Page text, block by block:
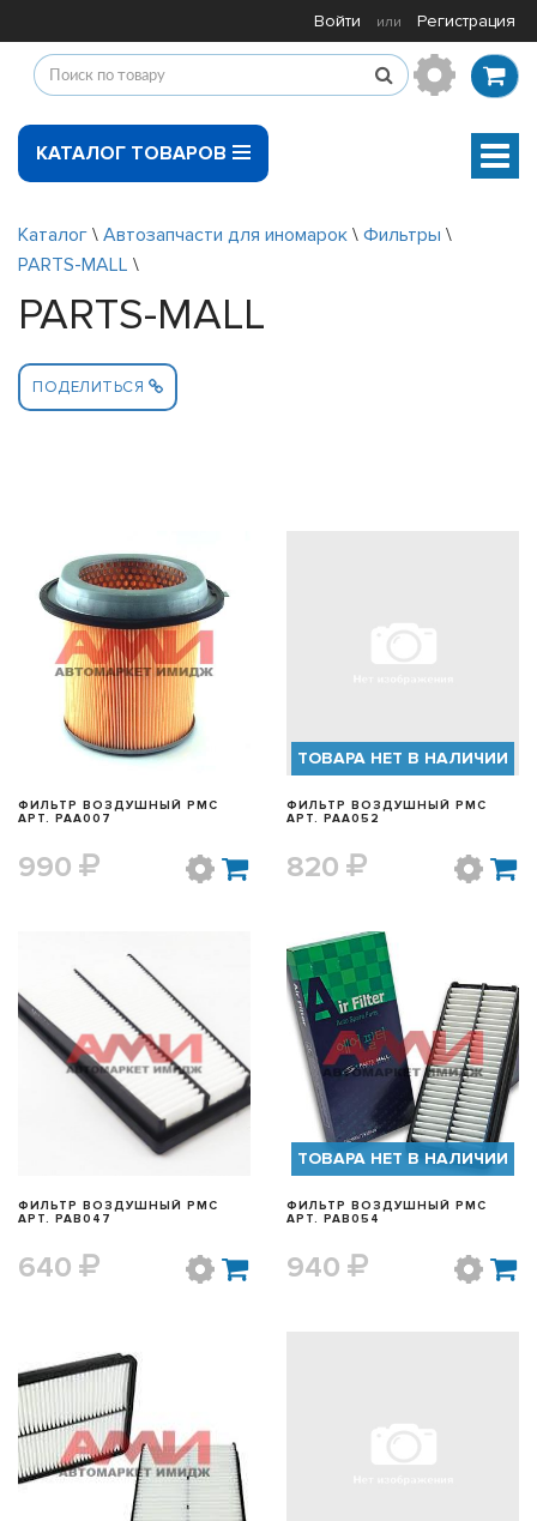
Войти или Регистрация
КАТАЛОГ ТОВАРОВ
Каталог \ Автозапчасти для иномарок \ Фильтры \
PARTS-MALL \
PARTS-MALL
ПОДЕЛИТЬСЯ
БЫСТРЫЙ ПРОСМОТР
ФИЛЬТР ВОЗДУШНЫЙ PMC
АРТ. PAA007
990
ТОВАРА НЕТ В НАЛИЧИИ
ФИЛЬТР ВОЗДУШНЫЙ PMC
АРТ. PAA052
820
БЫСТРЫЙ ПРОСМОТР
ФИЛЬТР ВОЗДУШНЫЙ PMC
АРТ. PAB047
640
БЫСТРЫЙ ПРОСМОТР
ТОВАРА НЕТ В НАЛИЧИИ
ФИЛЬТР ВОЗДУШНЫЙ PMC
АРТ. PAB054
940
БЫСТРЫЙ ПРОСМОТР